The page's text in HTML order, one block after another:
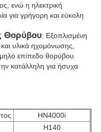
diesel
ενώ η ηλεκτρική
για γρήγορη και εύκολη
Θορύβου: Εξοπλισμένη
υλικά ηχομόνωσης,
επίπεδο θορύβου
κατάλληλη για ήσυχα
HN4000i
H140